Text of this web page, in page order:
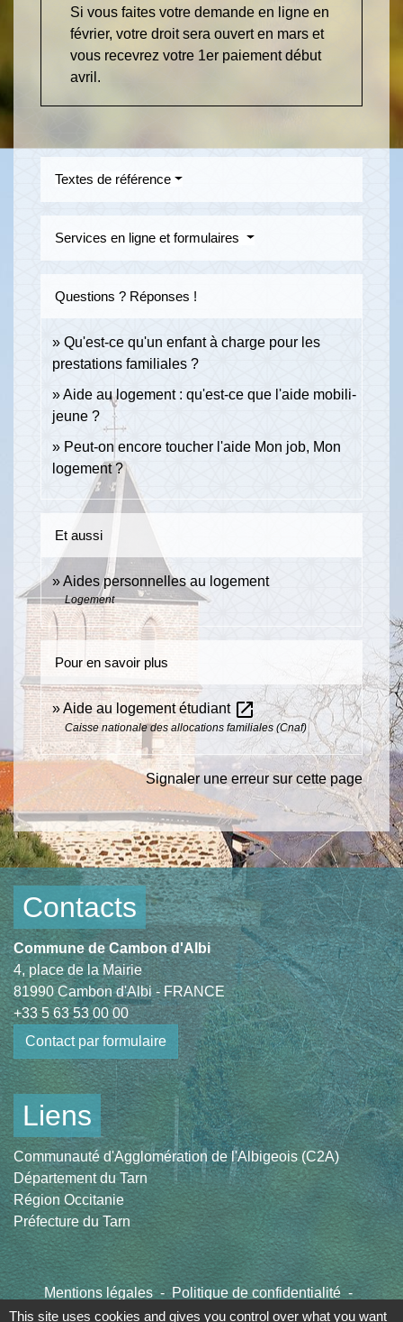
Si vous faites votre demande en ligne en
février, votre droit sera ouvert en mars et
vous recevrez votre 1er paiement début
avril.
Textes de référence
Services en ligne et formulaires
Questions ? Réponses !
Qu'est-ce qu'un enfant à charge pour les
prestations familiales ?
Aide au logement : qu'est-ce que l'aide mobili-
jeune ?
Peut-on encore toucher l'aide Mon job, Mon
logement ?
Et aussi
Aides personnelles au logement
Logement
Pour en savoir plus
Aide au logement étudiant open_in_new
Caisse nationale des allocations familiales (Cnaf)
Signaler une erreur sur cette page
Contacts
Commune de Cambon d'Albi
4, place de la Mairie
81990 Cambon d'Albi - FRANCE
+33 5 63 53 00 00
Contact par formulaire
Liens
Communauté d'Agglomération de l'Albigeois (C2A)
Département du Tarn
Région Occitanie
Préfecture du Tarn
Mentions légales - Politique de confidentialité -
Accessibilité - Plan du site - Gestion des cookies
This site uses cookies and gives you control over what you want